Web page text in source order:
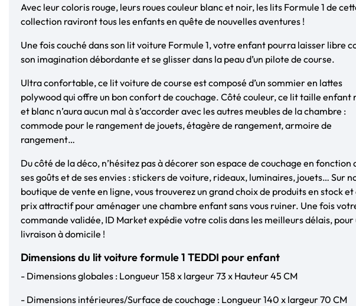
Avec leur coloris rouge, leurs roues couleur blanc et noir, les lits Formule 1 de
collection raviront tous les enfants en quête de nouvelles aventures !
Une fois couché dans son lit voiture Formule 1, votre enfant pourra laisser libre
son imagination débordante et se glisser dans la peau d’un pilote de course.
Ultra confortable, ce lit voiture de course est composé d’un sommier en lattes
polywood qui offre un bon confort de couchage. Côté couleur, ce lit taille enfant
et blanc n’aura aucun mal à s’accorder avec les autres meubles de la chambre :
commode pour le rangement de jouets, étagère de rangement, armoire de
rangement…
Du côté de la déco, n’hésitez pas à décorer son espace de couchage en fonction
ses goûts et de ses envies : stickers de voiture, rideaux, luminaires, jouets… Sur
boutique de vente en ligne, vous trouverez un grand choix de produits en stock et
prix attractif pour aménager une chambre enfant sans vous ruiner. Une fois
commande validée, ID Market expédie votre colis dans les meilleurs délais, pour
livraison à domicile !
Dimensions du lit voiture formule 1 TEDDI pour enfant
- Dimensions globales : Longueur 158 x largeur 73 x Hauteur 45 CM
- Dimensions intérieures/Surface de couchage : Longueur 140 x largeur 70 CM